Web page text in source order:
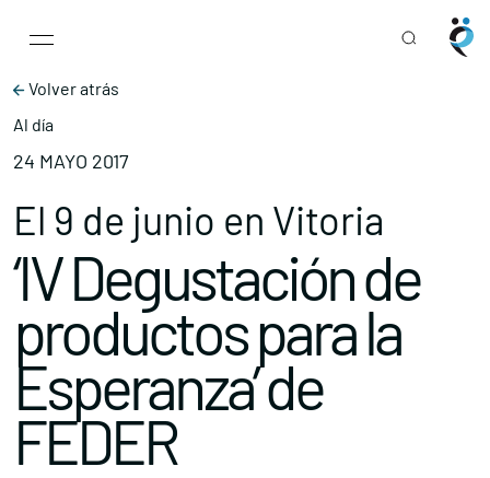
Main Navigation
Volver atrás
Al día
24 MAYO 2017
El 9 de junio en Vitoria
‘IV Degustación de
productos para la
Esperanza’ de
FEDER